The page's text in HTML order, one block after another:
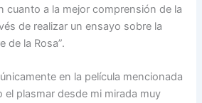
cuanto a la mejor comprensión de la
de realizar un ensayo sobre la
de la Rosa”.
en la película mencionada
plasmar desde mi mirada muy